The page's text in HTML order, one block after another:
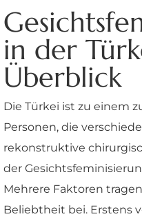
in der
Überblick
Die Türkei ist zu einem
Personen, die
rekonstruktive
der
Mehrere Faktoren
Beliebtheit bei. Erstens